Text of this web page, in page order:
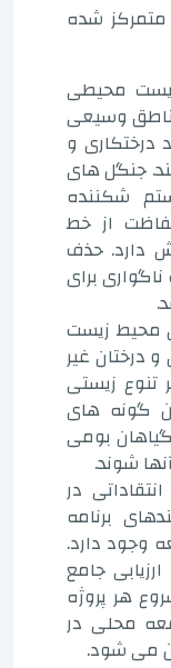
متمرکز شده
محیطی
وسیعی
درختکاری و
جنگل های
شکننده
از خط
دارد. حذف
برای
محیط زیست
درختان غیر
تنوع زیستی
گونه های
بومی
شوند.
در
برنامه
وجود دارد.
جامع
هر پروژه
محلی در
می شود.